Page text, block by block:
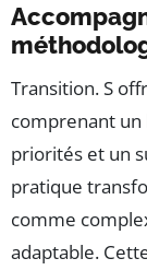
Transition. S
comprenant un
priorités et un
pratique
comme
adaptable.